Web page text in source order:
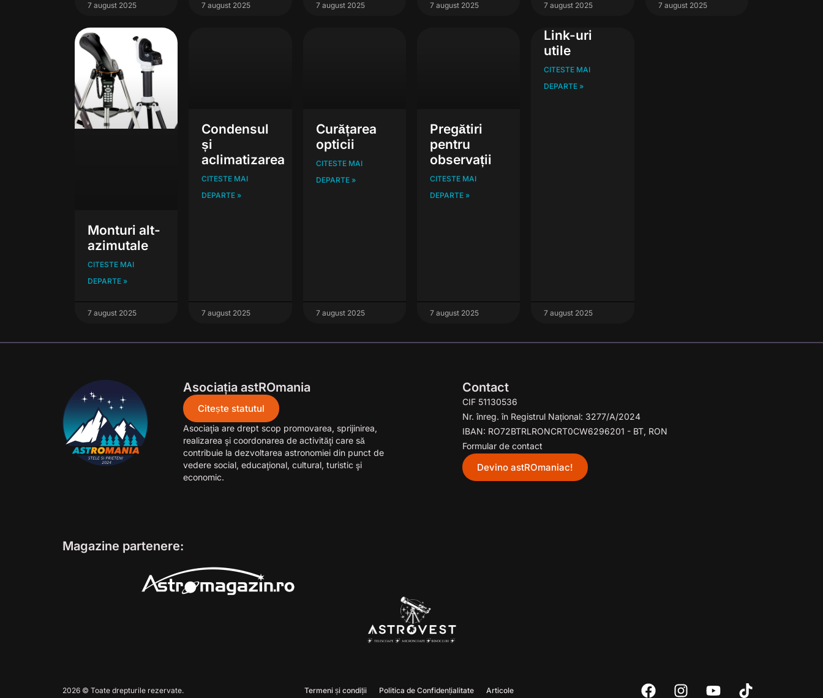
7 august 2025 7 august 2025 7 august 2025 7 august 2025 7 august 2025 7 august 2025
Monturi alt-
azimutale
CITESTE MAI
DEPARTE »
7 august 2025
Condensul
și
aclimatizarea
CITESTE MAI
DEPARTE »
7 august 2025
Curățarea
opticii
CITESTE MAI
DEPARTE »
7 august 2025
Pregătiri
pentru
observații
CITESTE MAI
DEPARTE »
7 august 2025
Link-uri
utile
CITESTE MAI
DEPARTE »
7 august 2025
Asociația astROmania
Citește statutul
Asociaţia are drept scop promovarea, sprijinirea,
realizarea şi coordonarea de activităţi care să
contribuie la dezvoltarea astronomiei din punct de
vedere social, educaţional, cultural, turistic şi
economic.
Contact
CIF 51130536
Nr. înreg. în Registrul Național: 3277/A/2024
IBAN: RO72BTRLRONCRT0CW6296201 - BT, RON
Formular de contact
Devino astROmaniac!
Magazine partenere:
2026 © Toate drepturile rezervate. Termeni și condiții Politica de Confidențialitate Articole